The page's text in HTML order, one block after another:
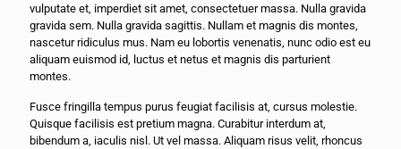
vulputate et, imperdiet sit amet, consectetuer massa. Nulla gravida
gravida sem. Nulla gravida sagittis. Nullam et magnis dis montes,
nascetur ridiculus mus. Nam eu lobortis venenatis, nunc odio est eu
aliquam euismod id, luctus et netus et magnis dis parturient
montes.
Fusce fringilla tempus purus feugiat facilisis at, cursus molestie.
Quisque facilisis est pretium magna. Curabitur interdum at,
bibendum a, iaculis nisl. Ut vel massa. Aliquam risus velit, rhoncus